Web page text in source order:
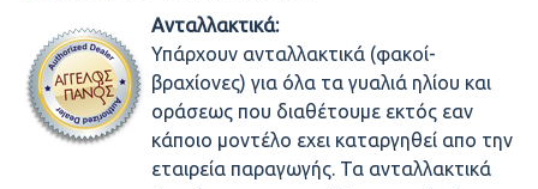
Ανταλλακτικά:
Υπάρχουν ανταλλακτικά (φακοί-
βραχίονες) για όλα τα γυαλιά ηλίου και
οράσεως που διαθέτουμε εκτός εαν
κάποιο μοντέλο εχει καταργηθεί απο την
εταιρεία παραγωγής. Τα ανταλλακτικά